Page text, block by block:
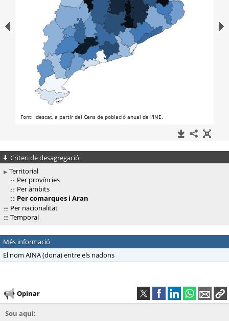
Criteri de desagregació
Territorial
Per províncies
Per àmbits
Per comarques i Aran
Per nacionalitat
Temporal
Més informació
El nom AINA (dona) entre els nadons
Opinar
Sou aquí: